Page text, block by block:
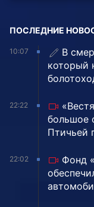
ПОСЛЕДНИЕ
10:07
В
который
22:22
большое
Птичьей
22:02
Фонд